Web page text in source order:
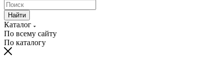
Найти
Каталог
По всему сайту
По каталогу